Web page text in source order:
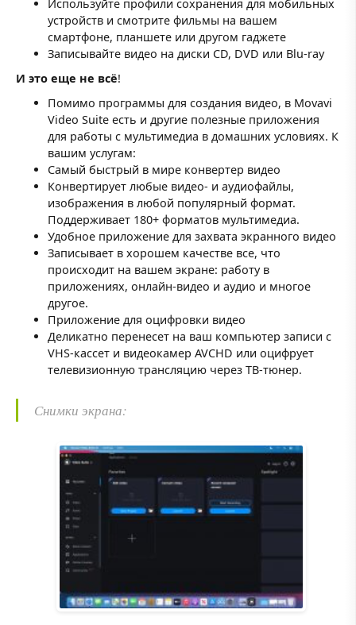
Используйте профили сохранения для мобильных
устройств и смотрите фильмы на вашем
смартфоне, планшете или другом гаджете
Записывайте видео на диски CD, DVD или Blu-ray
И это еще не всё!
Помимо программы для создания видео, в Movavi
Video Suite есть и другие полезные приложения
для работы с мультимедиа в домашних условиях. К
вашим услугам:
Самый быстрый в мире конвертер видео
Конвертирует любые видео- и аудиофайлы,
изображения в любой популярный формат.
Поддерживает 180+ форматов мультимедиа.
Удобное приложение для захвата экранного видео
Записывает в хорошем качестве все, что
происходит на вашем экране: работу в
приложениях, онлайн-видео и аудио и многое
другое.
Приложение для оцифровки видео
Деликатно перенесет на ваш компьютер записи с
VHS-кассет и видеокамер AVCHD или оцифрует
телевизионную трансляцию через ТВ-тюнер.
Снимки экрана: